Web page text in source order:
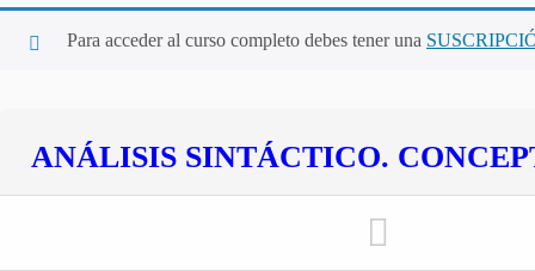
Para acceder al curso completo debes tener una
ANÁLISIS SINTÁCTICO.